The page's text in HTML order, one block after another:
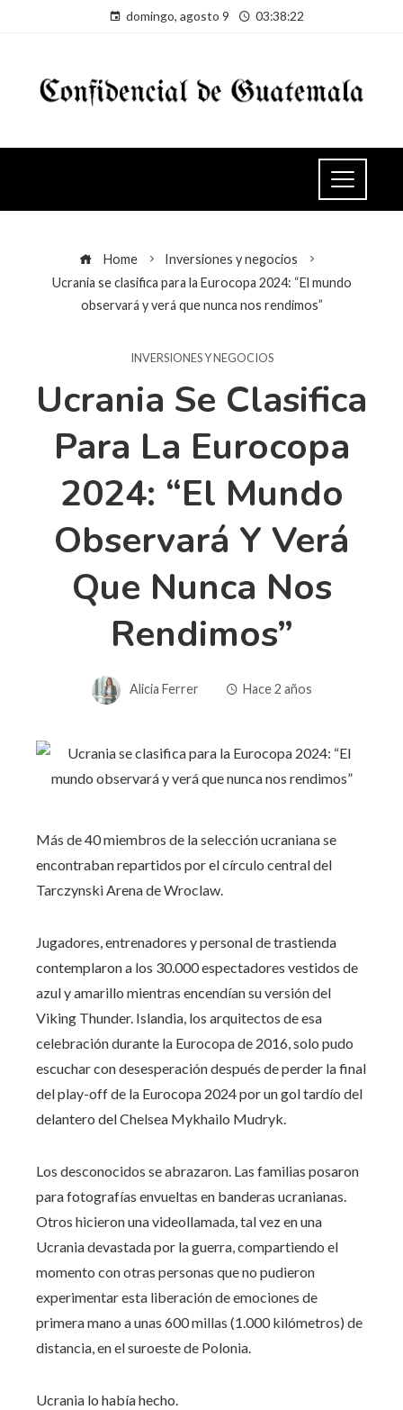
domingo, agosto 9 03:38:23
Home
Inversiones y negocios
Ucrania se clasifica para la Eurocopa 2024: “El mundo
observará y verá que nunca nos rendimos”
INVERSIONES Y NEGOCIOS
Ucrania Se Clasifica
Para La Eurocopa
2024: “El Mundo
Observará Y Verá
Que Nunca Nos
Rendimos”
Alicia Ferrer Hace 2 años
Más de 40 miembros de la selección ucraniana se
encontraban repartidos por el círculo central del
Tarczynski Arena de Wroclaw.
Jugadores, entrenadores y personal de trastienda
contemplaron a los 30.000 espectadores vestidos de
azul y amarillo mientras encendían su versión del
Viking Thunder. Islandia, los arquitectos de esa
celebración durante la Eurocopa de 2016, solo pudo
escuchar con desesperación después de perder la final
del play-off de la Eurocopa 2024 por un gol tardío del
delantero del Chelsea Mykhailo Mudryk.
Los desconocidos se abrazaron. Las familias posaron
para fotografías envueltas en banderas ucranianas.
Otros hicieron una videollamada, tal vez en una
Ucrania devastada por la guerra, compartiendo el
momento con otras personas que no pudieron
experimentar esta liberación de emociones de
primera mano a unas 600 millas (1.000 kilómetros) de
distancia, en el suroeste de Polonia.
Ucrania lo había hecho.